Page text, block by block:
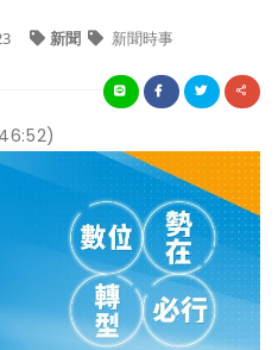
新聞 新聞時事